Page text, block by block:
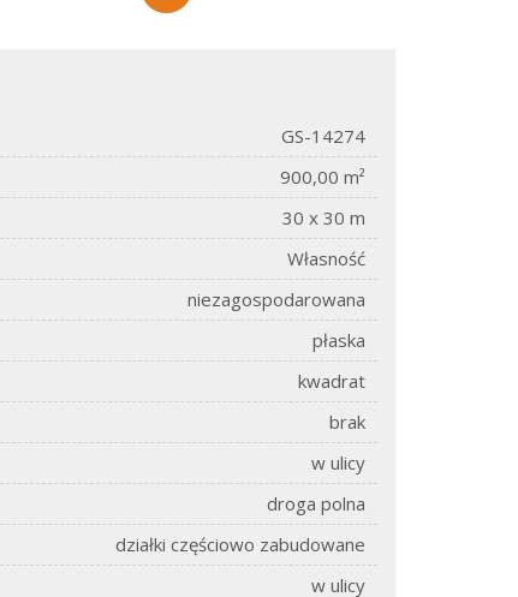
GS-14274
900,00 m²
30 x 30 m
Własność
niezagospodarowana
płaska
kwadrat
brak
w ulicy
droga polna
działki częściowo zabudowane
w ulicy